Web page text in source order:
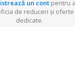
un cont pentru
de reduceri și oferte
dedicate.